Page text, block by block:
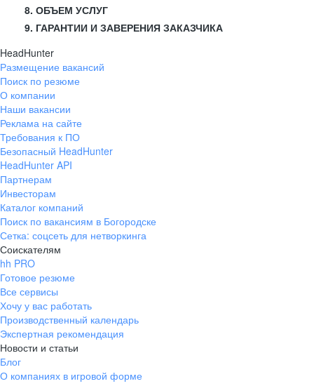
8. ОБЪЕМ УСЛУГ
9. ГАРАНТИИ И ЗАВЕРЕНИЯ ЗАКАЗЧИКА
HeadHunter
Размещение вакансий
Поиск по резюме
О компании
Наши вакансии
Реклама на сайте
Требования к ПО
Безопасный HeadHunter
HeadHunter API
Партнерам
Инвесторам
Каталог компаний
Поиск по вакансиям в Богородске
Сетка: соцсеть для нетворкинга
Соискателям
hh PRO
Готовое резюме
Все сервисы
Хочу у вас работать
Производственный календарь
Экспертная рекомендация
Новости и статьи
Блог
О компаниях в игровой форме